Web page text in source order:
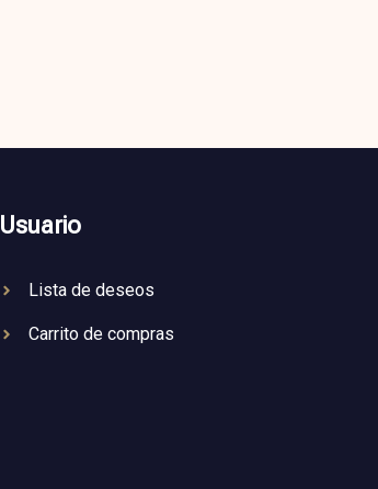
Usuario
Lista de deseos
Carrito de compras